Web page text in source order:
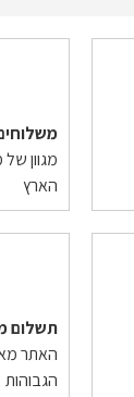
מגוון
הארץ
תשלום
האתר
הגבוהות